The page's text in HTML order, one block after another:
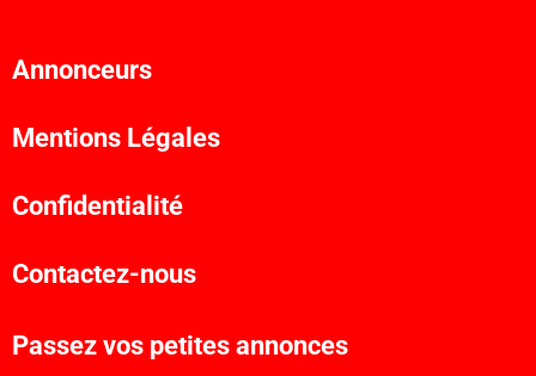
Annonceurs
Mentions Légales
Confidentialité
Contactez-nous
Passez vos petites annonces